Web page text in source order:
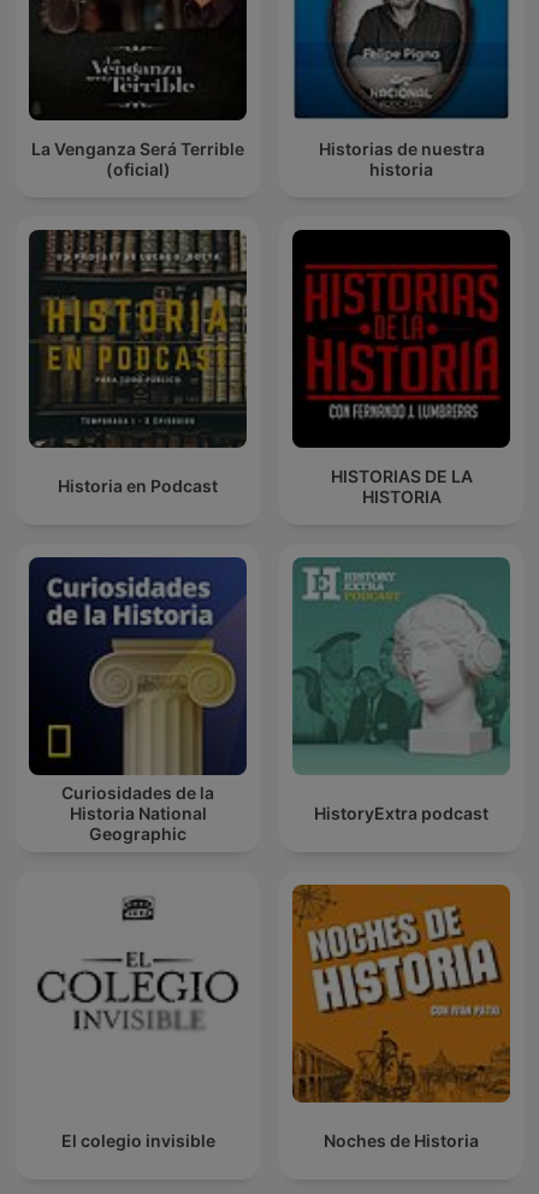
La Venganza Será Terrible
(oficial)
Historias de nuestra
historia
Historia en Podcast
HISTORIAS DE LA
HISTORIA
Curiosidades de la
Historia National
Geographic
HistoryExtra podcast
El colegio invisible Noches de Historia